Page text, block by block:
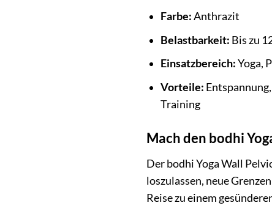
Farbe:Anthrazit
Belastbarkeit: Bis zu
Einsatzbereich:Yoga,
Vorteile:
Training
Mach den bodhi
Der bodhi Yoga Wall
loszulassen, neue
Reise zu einem